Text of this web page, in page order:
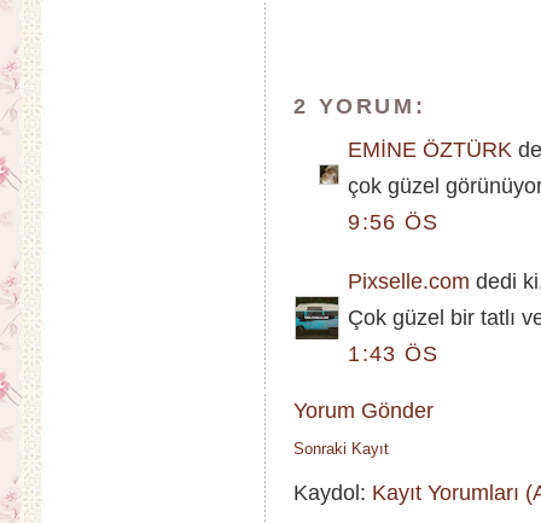
2 YORUM:
EMİNE ÖZTÜRK
çok güzel
9:56 ÖS
Pixselle.com dedi
Çok güzel bir tatlı
1:43 ÖS
Yorum Gönder
Sonraki Kayıt
Kaydol: Kayıt Yorumları